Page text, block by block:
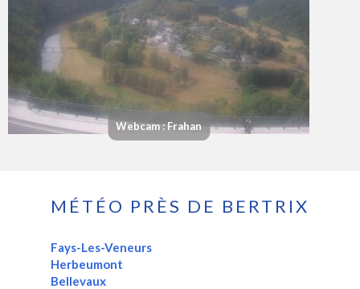
Webcam : Frahan
MÉTÉO PRÈS DE BERTRIX
Fays-Les-Veneurs
Herbeumont
Bellevaux